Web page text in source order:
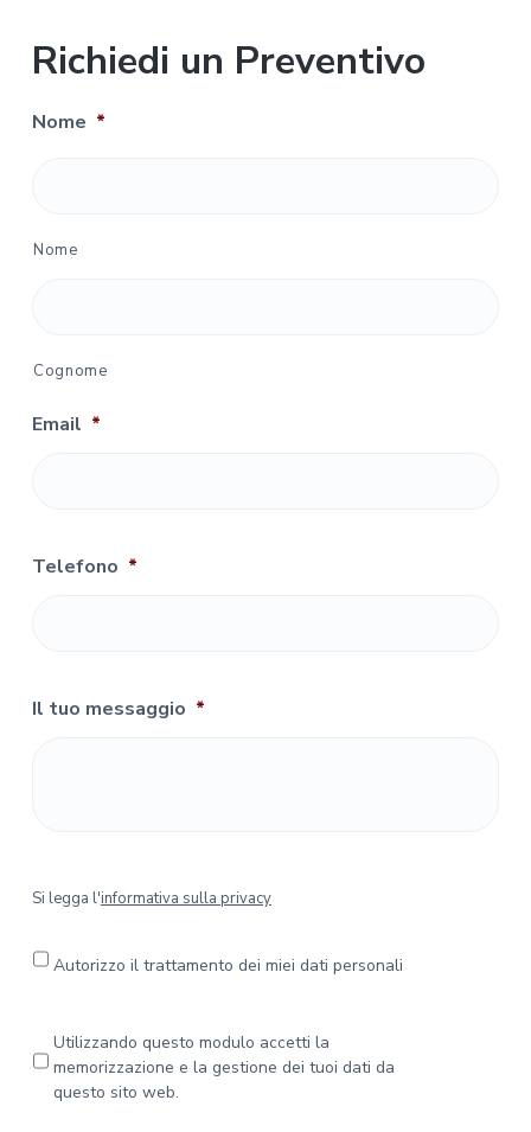
Richiedi un Preventivo
Nome *
Nome
Cognome
Email *
Telefono *
Il tuo messaggio *
S
e
l
Si legga l'informativa sulla privacy
Autorizzo il trattamento dei miei dati personali
r
Utilizzando questo modulo accetti la
memorizzazione e la gestione dei tuoi dati da
questo sito web.